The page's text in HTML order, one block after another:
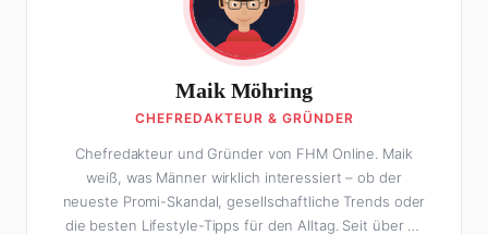
Maik Möhring
CHEFREDAKTEUR & GRÜNDER
Chefredakteur und Gründer von FHM Online. Maik
weiß, was Männer wirklich interessiert – ob der
neueste Promi-Skandal, gesellschaftliche Trends oder
die besten Lifestyle-Tipps für den Alltag. Seit über 10